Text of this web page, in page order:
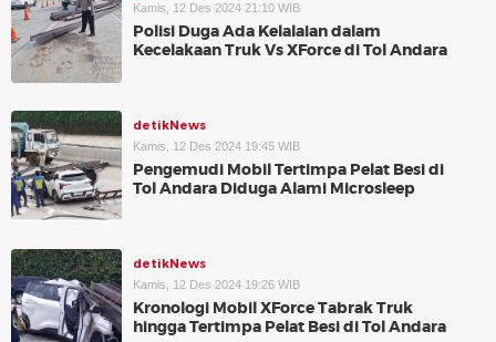
Kamis, 12 Des 2024 21:10 WIB
Polisi Duga Ada Kelalaian dalam
Kecelakaan Truk Vs XForce di Tol Andara
detikNews
Kamis, 12 Des 2024 19:45 WIB
Pengemudi Mobil Tertimpa Pelat Besi di
Tol Andara Diduga Alami Microsleep
detikNews
Kamis, 12 Des 2024 19:26 WIB
Kronologi Mobil XForce Tabrak Truk
hingga Tertimpa Pelat Besi di Tol Andara